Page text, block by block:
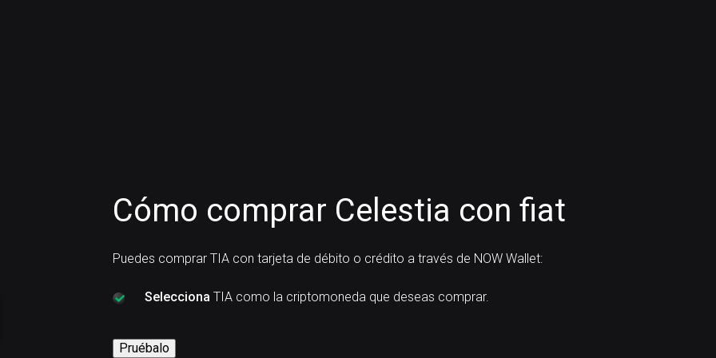
Cómo comprar Celestia con fiat
Puedes comprar TIA con tarjeta de débito o crédito a través de NOW Wallet:
Selecciona TIA como la criptomoneda que deseas comprar.
Pruébalo